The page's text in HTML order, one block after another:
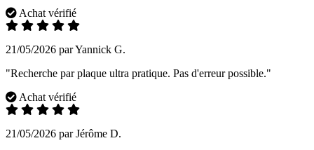
Achat vérifié
21/05/2026 par Yannick G.
"Recherche par plaque ultra pratique. Pas d'erreur possible."
Achat vérifié
21/05/2026 par Jérôme D.